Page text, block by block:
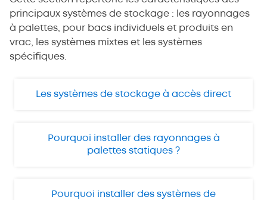
principaux systèmes de stockage : les rayonnages
à palettes, pour bacs individuels et produits en
vrac, les systèmes mixtes et les systèmes
spécifiques.
Les systèmes de stockage à accès direct
Pourquoi installer des rayonnages à
palettes statiques ?
Pourquoi installer des systèmes de